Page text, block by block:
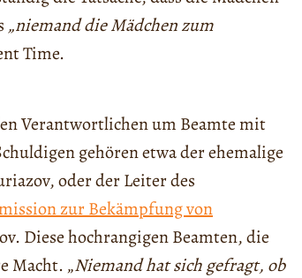
„niemand die Mädchen zum
Time.
Verantwortlichen um Beamte mit
gehören etwa der ehemalige
oder der Leiter des
zur Bekämpfung von
Diese hochrangigen Beamten, die
Macht. „Niemand hat sich gefragt, ob